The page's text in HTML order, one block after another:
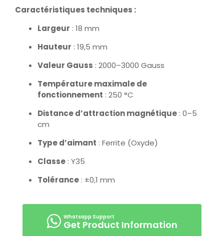
Caractéristiques techniques :
Largeur : 18 mm
Hauteur : 19,5 mm
Valeur Gauss : 2000–3000 Gauss
Température maximale de
fonctionnement : 250 °C
Distance d’attraction magnétique : 0–5
cm
Type d’aimant : Ferrite (Oxyde)
Classe : Y35
Tolérance : ±0,1 mm
Get Product Information